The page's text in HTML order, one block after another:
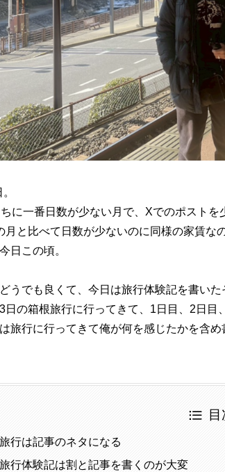
に一番日数が少ない月で、Xでのポストを
月と比べて日数が少ないのに同様の家賃
日この頃。
うでも良くて、今日は旅行体験記を書いた
日の箱根旅行に行ってきて、1日目、2日
旅行に行ってきて俺が何を感じたかを含め
目
旅行は記事のネタになる
旅行体験記は割と記事を書くのが大変